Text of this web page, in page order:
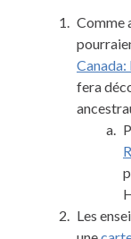
Comme
fera
Les